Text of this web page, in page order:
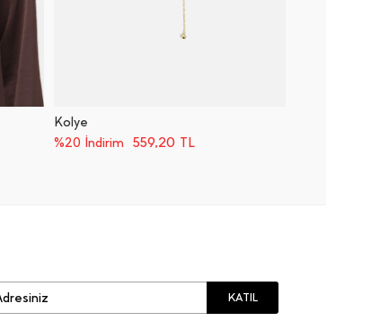
Kolye
%20 İndirim
559,20 TL
KATIL